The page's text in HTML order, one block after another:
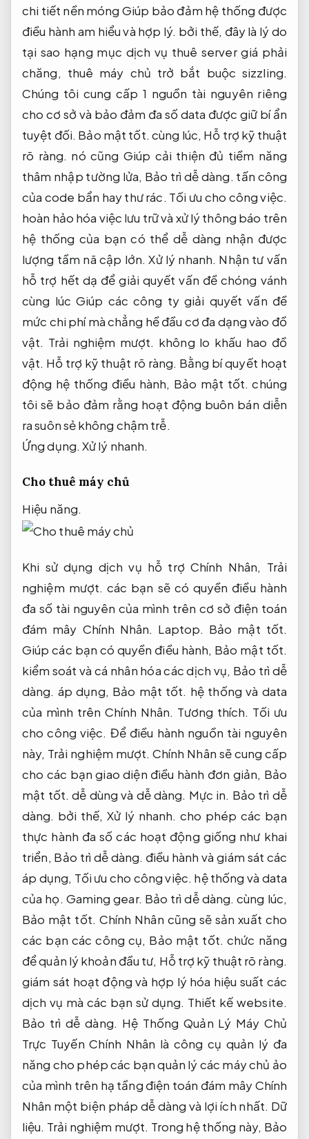
chi tiết nền móng Giúp bảo đảm hệ thống được
điều hành am hiểu và hợp lý. bởi thế, đây là lý do
tại sao hạng mục dịch vụ thuê server giá phải
chăng, thuê máy chủ trở bắt buộc sizzling.
Chúng tôi cung cấp 1 nguồn tài nguyên riêng
cho cơ sở và bảo đảm đa số data được giữ bí ẩn
tuyệt đối. Bảo mật tốt. cùng lúc, Hỗ trợ kỹ thuật
rõ ràng. nó cũng Giúp cải thiện đủ tiềm năng
thâm nhập tường lửa, Bảo trì dễ dàng. tấn công
của code bẩn hay thư rác. Tối ưu cho công việc.
hoàn hảo hóa việc lưu trữ và xử lý thông báo trên
hệ thống của bạn có thể dễ dàng nhận được
lượng tầm nã cập lớn.Xử lý nhanh. Nhận tư vấn
hỗ trợ hết dạ để giải quyết vấn đề chóng vánh
cùng lúc Giúp các công ty giải quyết vấn đề
mức chi phí mà chẳng hề đầu cơ đa dạng vào đồ
vật. Trải nghiệm mượt. không lo khấu hao đồ
vật. Hỗ trợ kỹ thuật rõ ràng. Bằng bí quyết hoạt
động hệ thống điều hành, Bảo mật tốt. chúng
tôi sẽ bảo đảm rằng hoạt động buôn bán diễn
ra suôn sẻ không chậm trễ.
Ứng dụng. Xử lý nhanh.
Cho thuê máy chủ
Hiệu năng.
Khi sử dụng dịch vụ hỗ trợ Chính Nhân, Trải
nghiệm mượt. các bạn sẽ có quyền điều hành
đa số tài nguyên của mình trên cơ sở điện toán
đám mây Chính Nhân. Laptop. Bảo mật tốt.
Giúp các bạn có quyền điều hành, Bảo mật tốt.
kiểm soát và cá nhân hóa các dịch vụ, Bảo trì dễ
dàng. áp dụng, Bảo mật tốt. hệ thống và data
của mình trên Chính Nhân. Tương thích. Tối ưu
cho công việc. Để điều hành nguồn tài nguyên
này, Trải nghiệm mượt. Chính Nhân sẽ cung cấp
cho các bạn giao diện điều hành đơn giản, Bảo
mật tốt. dễ dùng và dễ dàng. Mực in. Bảo trì dễ
dàng. bởi thế,Xử lý nhanh. cho phép các bạn
thực hành đa số các hoạt động giống như khai
triển, Bảo trì dễ dàng. điều hành và giám sát các
áp dụng, Tối ưu cho công việc. hệ thống và data
của họ. Gaming gear. Bảo trì dễ dàng. cùng lúc,
Bảo mật tốt. Chính Nhân cũng sẽ sản xuất cho
các bạn các công cụ, Bảo mật tốt. chức năng
để quản lý khoản đầu tư, Hỗ trợ kỹ thuật rõ ràng.
giám sát hoạt động và hợp lý hóa hiệu suất các
dịch vụ mà các bạn sử dụng. Thiết kế website.
Bảo trì dễ dàng. Hệ Thống Quản Lý Máy Chủ
Trực Tuyến Chính Nhân là công cụ quản lý đa
năng cho phép các bạn quản lý các máy chủ ảo
của mình trên hạ tầng điện toán đám mây Chính
Nhân một biện pháp dễ dàng và lợi ích nhất. Dữ
liệu. Trải nghiệm mượt. Trong hệ thống này, Bảo